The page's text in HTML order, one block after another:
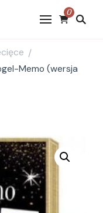
0
/
Memo (wersja